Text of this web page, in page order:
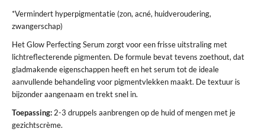
*Vermindert hyperpigmentatie (zon, acné, huidveroudering,
zwangerschap)
Het Glow Perfecting Serum zorgt voor een frisse uitstraling met
lichtreflecterende pigmenten. De formule bevat tevens zoethout, dat
gladmakende eigenschappen heeft en het serum tot de ideale
aanvullende behandeling voor pigmentvlekken maakt. De textuur is
bijzonder aangenaam en trekt snel in.
Toepassing: 2-3 druppels aanbrengen op de huid of mengen met je
gezichtscrème.